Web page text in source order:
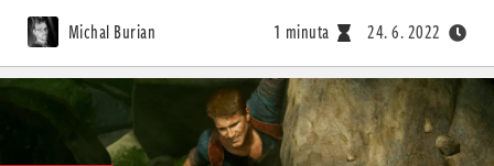
Michal Burian 1 minuta 24. 6. 2022